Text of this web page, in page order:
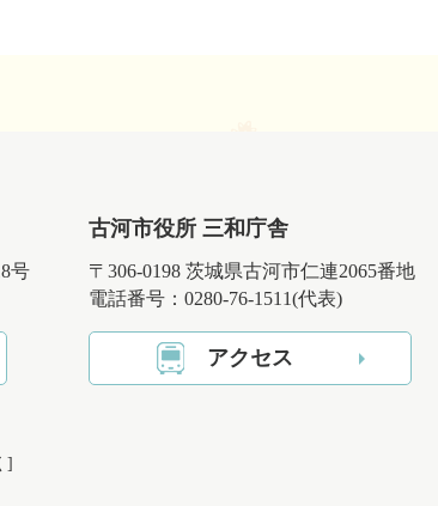
号
古河市役所 三和庁舎
〒306-0198 茨城県古河市仁連2065番地
電話番号：0280-76-1511(代表)
アクセス
]